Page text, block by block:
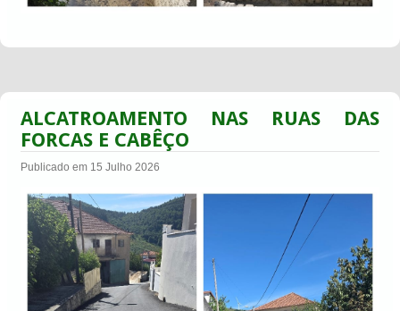
ALCATROAMENTO NAS RUAS DAS
FORCAS E CABÊÇO
Publicado em 15 Julho 2026